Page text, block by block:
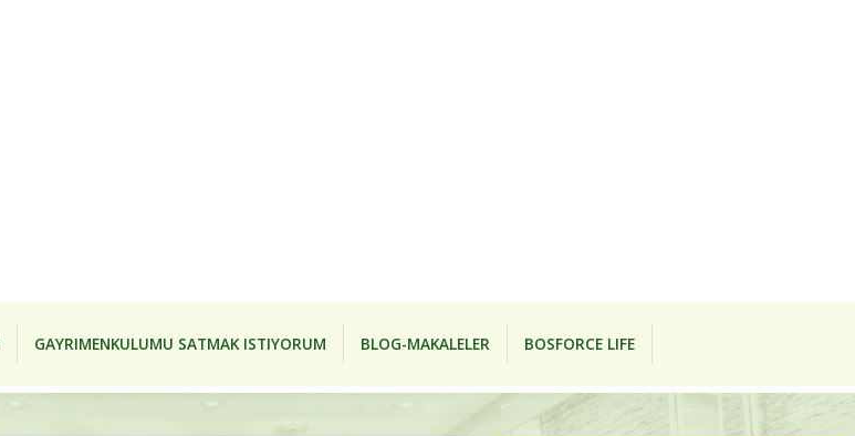
GAYRIMENKULUMU SATMAK ISTIYORUM BLOG-MAKALELER BOSFORCE LIFE